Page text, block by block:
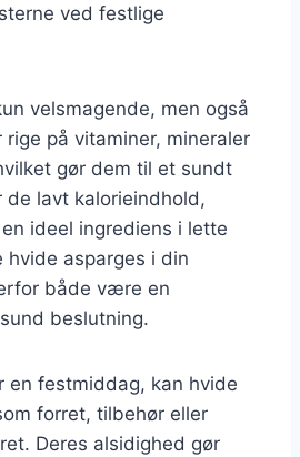
ved festlige
velsmagende, men også
på vitaminer, mineraler
gør dem til et sundt
de lavt kalorieindhold,
ideel ingrediens i lette
hvide asparges i din
både være en
beslutning.
en festmiddag, kan hvide
forret, tilbehør eller
Deres alsidighed gør